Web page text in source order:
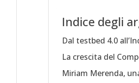
Indice degli
Dal testbed 4.0
La crescita del
Miriam Merenda,